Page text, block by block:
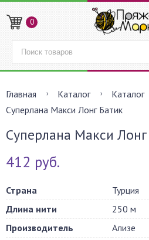
0
Главная Каталог Каталог
Суперлана Макси Лонг Батик
Суперлана Макси
412 руб.
Страна
Турция
Длина нити
250 м
Производитель
Ализе